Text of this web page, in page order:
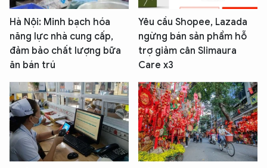
Hà Nội: Minh bạch hóa
năng lực nhà cung cấp,
đảm bảo chất lượng bữa
ăn bán trú
Yêu cầu Shopee, Lazada
ngừng bán sản phẩm hỗ
trợ giảm cân Slimaura
Care x3